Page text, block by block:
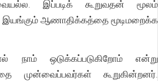
இப்படிக் கூறுவதன் மூலம்
ஆணாதிக்கத்தை மூடிமறைக்க
நாம் ஒடுக்கப்படுகிறோம் என்று
முன்வைப்பவர்கள் கூறுகின்றனர்.